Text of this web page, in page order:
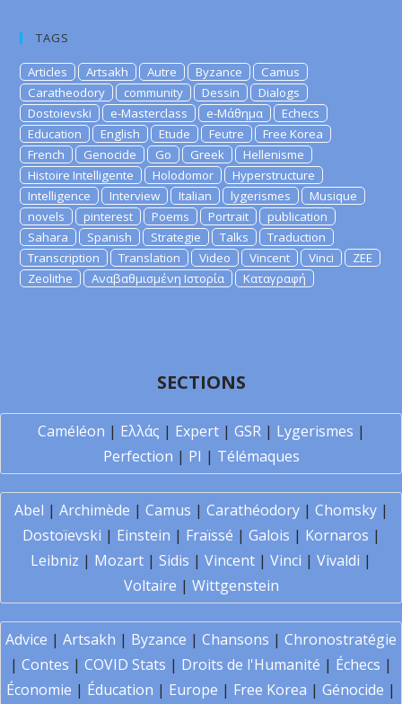
TAGS
Articles Artsakh Autre Byzance
Camus
Caratheodory
community Dessin
Dialogs
Dostoievski
e-Masterclass e-Μάθημα
Echecs
Education
English Etude Feutre
Free Korea
French
Genocide Go Greek
Hellenisme
Histoire Intelligente
Holodomor
Hyperstructure
Intelligence
Interview Italian lygerismes
Musique
novels
pinterest Poems Portrait
publication
Sahara
Spanish Strategie Talks
Traduction
Transcription
Translation Video Vincent Vinci
ZEE
Zeolithe
Αναβαθμισμένη Ιστορία Καταγραφή
SECTIONS
Caméléon | Ελλάς | Expert| GSR| Lygerismes |
Perfection | PI | Télémaques
Abel | Archimède | Camus | Carathéodory| Chomsky|
Dostoïevski | Einstein | Fraïssé | Galois | Kornaros |
Leibniz | Mozart | Sidis | Vincent | Vinci | Vivaldi |
Voltaire | Wittgenstein
Advice | Artsakh | Byzance | Chansons | Chronostratégie
| Contes | COVID Stats | Droits de l'Humanité | Échecs |
Économie | Éducation | Europe | Free Korea | Génocide |